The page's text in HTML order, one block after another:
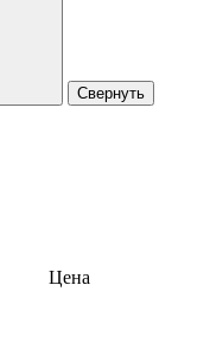
Свернуть
Цена